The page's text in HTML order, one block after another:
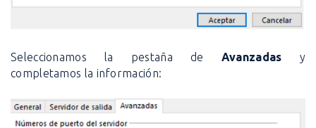
Seleccionamos la pestaña de Avanzadas y
completamos la información: